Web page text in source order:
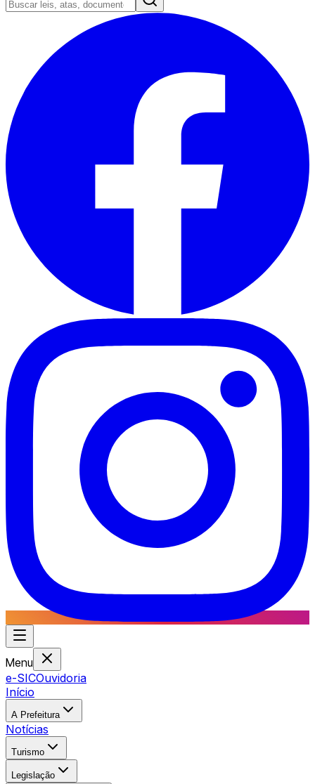
Menu
e-SICOuvidoria
Início
A Prefeitura
Notícias
Turismo
Legislação